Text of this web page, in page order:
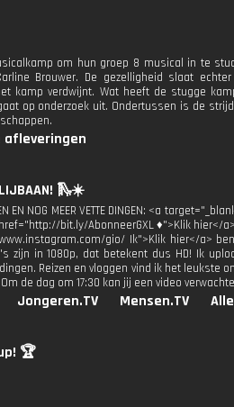
om hun groep 8 musical in te
Brouwer. De gezelligheid slaat
kamp verdwijnt. Wat heeft de stugge
op onderzoek uit. Ondertussen is de
afleveringen
🛝☀️
NOG MEER VETTE DINGEN: <a
bit.ly/AbonneerGXL ♦">Klik hier</
gio/ Ik">Klik hier</a>
zijn in 1080p, dat betekent dus HD! Ik
Reizen en vloggen vind ik het leukste
de dag om 17:30 kan jij een video
Jongeren.TV Mensen.TV
🏆